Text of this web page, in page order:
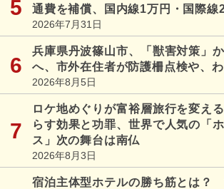
通費を補償、国内線1万円・国際線
2026年7月31日
兵庫県丹波篠山市、「獣害対策」
へ、市外在住者が防護柵点検や、
2026年8月5日
ロケ地めぐりが富裕層旅行を変え
らす効果と功罪、世界で人気の「
ス」次の舞台は南仏
2026年8月3日
宿泊主体型ホテルの勝ち筋とは？